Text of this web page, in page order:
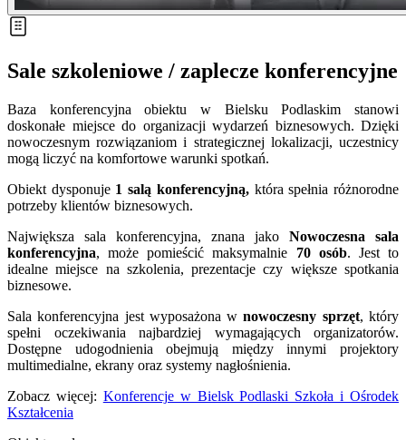
Sale szkoleniowe / zaplecze konferencyjne
Baza konferencyjna obiektu w Bielsku Podlaskim stanowi
doskonałe miejsce do organizacji wydarzeń biznesowych. Dzięki
nowoczesnym rozwiązaniom i strategicznej lokalizacji, uczestnicy
mogą liczyć na komfortowe warunki spotkań.
Obiekt dysponuje 1 salą konferencyjną, która spełnia różnorodne
potrzeby klientów biznesowych.
Największa sala konferencyjna, znana jako Nowoczesna sala
konferencyjna, może pomieścić maksymalnie 70 osób. Jest to
idealne miejsce na szkolenia, prezentacje czy większe spotkania
biznesowe.
Sala konferencyjna jest wyposażona wnowoczesny sprzęt, który
spełni oczekiwania najbardziej wymagających organizatorów.
Dostępne udogodnienia obejmują między innymi projektory
multimedialne, ekrany oraz systemy nagłośnienia.
Zobacz więcej: Konferencje w Bielsk Podlaski Szkoła i Ośrodek
Kształcenia